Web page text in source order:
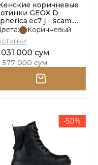
коричневые
GEOX D
ec7 j - scam.
37
Коричневый
031 000 сум
577 000 сум
-50%